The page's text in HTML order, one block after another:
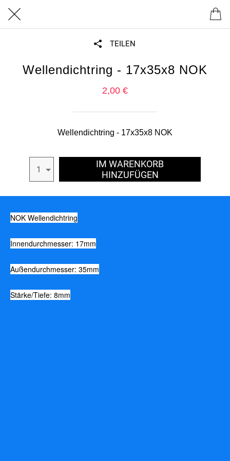
TEILEN
Wellendichtring - 17x35x8 NOK
2,00 €
Wellendichtring - 17x35x8 NOK
1
IM WARENKORB
HINZUFÜGEN
NOK Wellendichtring
Innendurchmesser: 17mm
Außendurchmesser: 35mm
Stärke/Tiefe: 8mm